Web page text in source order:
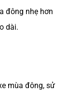
đông nhẹ hơn
dài.
mùa đông, sử